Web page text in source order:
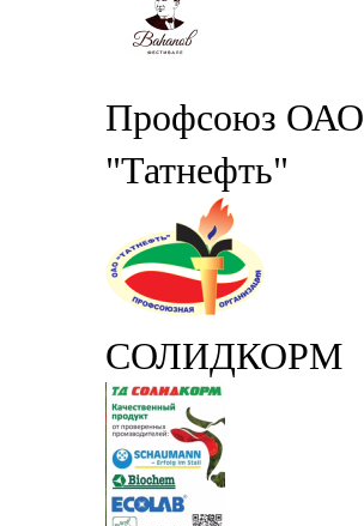
Профсоюз ОАО
"Татнефть"
СОЛИДКОРМ